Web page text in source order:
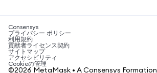
SHIBの購入
BNBの購入
税制関連ニュース
暗号資産の購入方法は？
ビットコインを売るには？
Consensys
プライバシー ポリシー
利用規約
貢献者ライセンス契約
サイトマップ
アクセシビリティ
Cookieの管理
©2026 MetaMask • A Consensys Formation